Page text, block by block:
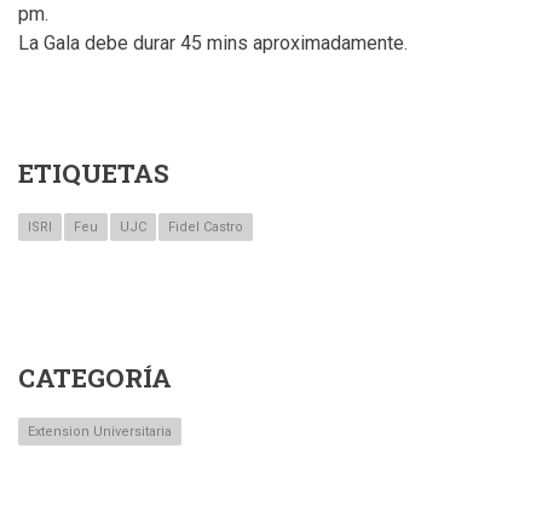
pm.
La Gala debe durar 45 mins aproximadamente.
ETIQUETAS
ISRI Feu UJC Fidel Castro
CATEGORÍA
Extension Universitaria